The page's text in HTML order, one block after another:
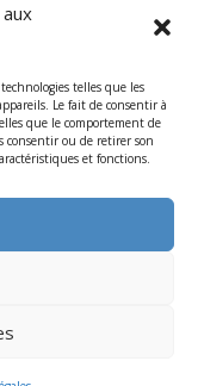
telles que les
Le fait de consentir à
que le comportement de
consentir ou de retirer son
et fonctions.